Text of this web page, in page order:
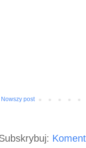
Nowszy post